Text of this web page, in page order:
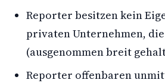
Reporter besitzen kein
privaten Unternehmen,
(ausgenommen breit
Reporter offenbaren